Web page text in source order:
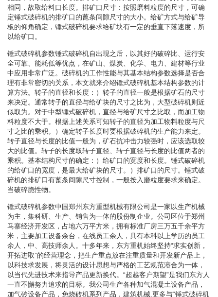
相同，故取给料口长度。排矿口尺寸：按照磨料粒度的尺寸，可确
定锤式破碎机的排矿口的蓖条间隙尺寸的大小。给矿方式与给矿导
板的仰角确定，锤式破碎机要求给矿块有一定的垂直下落速度，所
以给矿口。
锤式破碎机参数锤式破碎机自出现之后，以其好的破碎比、运行安
全可靠、能耗低等优点，在矿山、煤炭、化学、电力、建材等行业
中应用非常广泛。破碎机的工作性能与其基本结构参数选择是否合
理有非常密切的关系，本文就来介绍锤式破碎机基本结构参数的计
算方法。转子的直径和长度：）转子的直径一般是根据矿石的尺寸
来决定。通常转子的直径与给矿块的尺寸之比为，大型破碎机则近
似取为。对于中型锤式破碎机，直径与给矿尺寸之比取，而加工物
料粒度不大于。根据上述关系可知转子的直径为加工物料粒度与尺
寸之比的乘积。）确定转子长度时要根据破碎机的生产能力来定。
转子直径与长度的比值一般为，矿石抗冲击力较强时，应该选取较
大的比值。转子的长度取转子直径、转子直径与长度的比值两者的
乘积。基本结构尺寸的确定：）给矿口的宽度和长度。锤式破碎机
的给矿口的宽度，是最大给矿块的尺寸。）排矿口的尺寸。锤式破
碎机的排矿口有蓖条间隙尺寸控制，一般按入磨粒度要求来确定。
当破碎脆性物。
锤式破碎机参数中国郑州东方重型机械有限公司是一家以生产机械
为主，集科研、生产、销售为一体的股份制企业。公司区位于郑州
马寨经济开发区，占地六万平方米，拥有标准厂房三万五千余平方
米，主要加工设备余台，在线员工余人，具有本科以上学历的员工
余人，中、高技师余人。十多年来，东方重机始终坚持“求实创新，
开拓进取”的经营理念，把生产重点放在注重质量和开发新产品上，
以科技求发展，将灵活的设计思想与严格的工艺规范溶合为一体，
以当代先进技术来指导产品更新换代。“超越客户期望”是我们东方人
一直不懈努力追求的目标。我公司生产各种加气混凝土设备产品，
加气砖设备产品，免烧砖机系列产品，建筑机械.更多与“锤式破碎机